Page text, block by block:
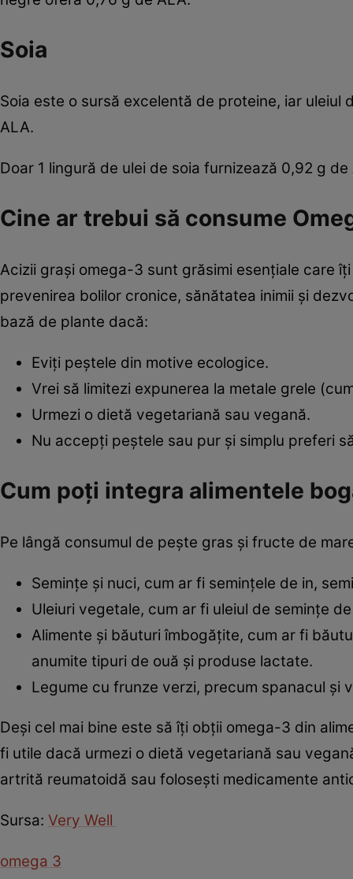
Soia
Soia este o sursă excelentă de proteine, iar
ALA.
Doar 1 lingură de ulei de soia furnizează 0,92 g de
Cine ar trebui să consume
Acizii grași omega-3 sunt grăsimi esențiale care
prevenirea bolilor cronice, sănătatea inimii și
bază de plante dacă:
Eviți peștele din motive ecologice.
Vrei să limitezi expunerea la metale grele
Urmezi o dietă vegetariană sau vegană.
Nu accepți peștele sau pur și simplu preferi
Cum poți integra alimentele
Pe lângă consumul de pește gras și fructe de
Semințe și nuci, cum ar fi semințele de in,
Uleiuri vegetale, cum ar fi uleiul de semințe
Alimente și băuturi îmbogățite, cum ar fi
anumite tipuri de ouă și produse lactate.
Legume cu frunze verzi, precum spanacul și
Deși cel mai bine este să îți obții omega-3 din
fi utile dacă urmezi o dietă vegetariană sau
artrită reumatoidă sau folosești medicamente
Sursa: Very Well
omega 3